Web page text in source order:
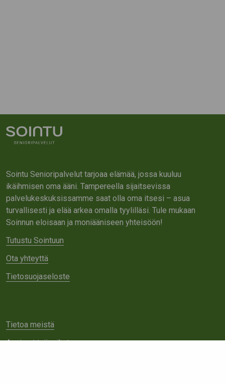
Sointu Senioripalvelut tarjoaa elämää, jossa kuuluu
ikäihmisen oma ääni. Tampereella sijaitsevissa
palvelukeskuksissamme saat olla oma itsesi – asua
turvallisesti ja elää arkea omalla tyylilläsi. Tule mukaan
Soinnun eloisaan ja moniääniseen yhteisöön!
Tutustu Sointuun
Ota yhteyttä
Tietosuojaseloste
Tietoa meistä
Avoimet työpaikat